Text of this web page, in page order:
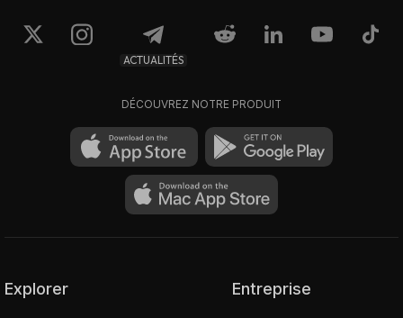
ACTUALITÉS
DÉCOUVREZ NOTRE PRODUIT
Explorer Entreprise